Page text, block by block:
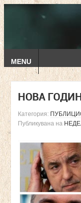
MENU
НОВА
Категория:
Публикувана на